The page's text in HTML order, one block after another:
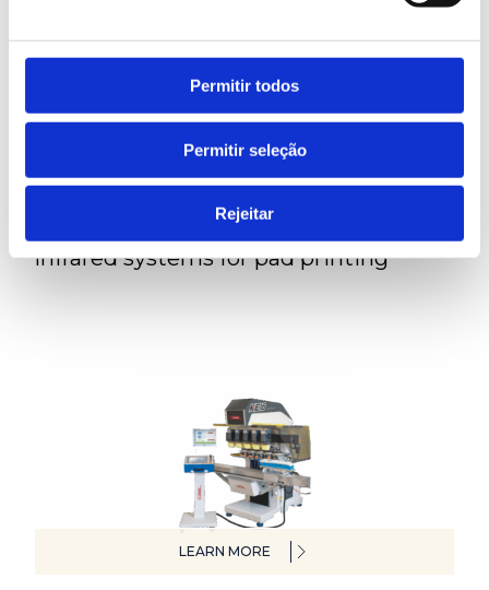
Permitir todos
Permitir seleção
Rejeitar
Infrared systems for pad printing
LEARN MORE